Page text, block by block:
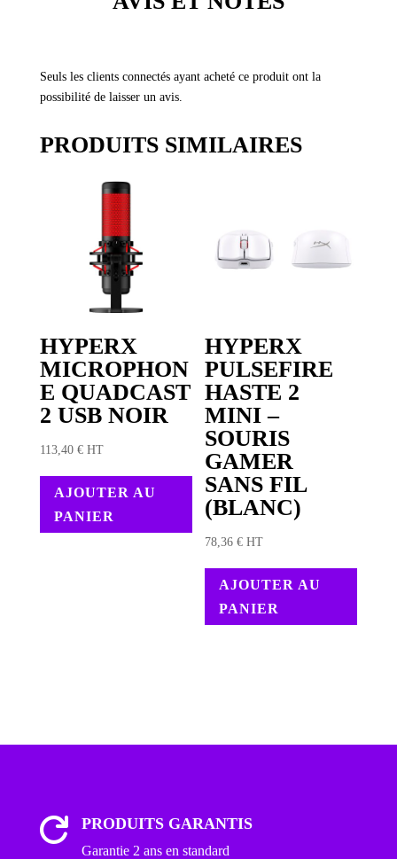
Seuls les clients connectés ayant acheté ce produit ont la
possibilité de laisser un avis.
PRODUITS SIMILAIRES
HYPERX
MICROPHON
E QUADCAST
2 USB NOIR
113,40 € HT
AJOUTER AU
PANIER
HYPERX
PULSEFIRE
HASTE 2
MINI –
SOURIS
GAMER
SANS FIL
(BLANC)
78,36€ HT
AJOUTER AU
PANIER
 PRODUITS GARANTIS
Garantie 2 ans en standard